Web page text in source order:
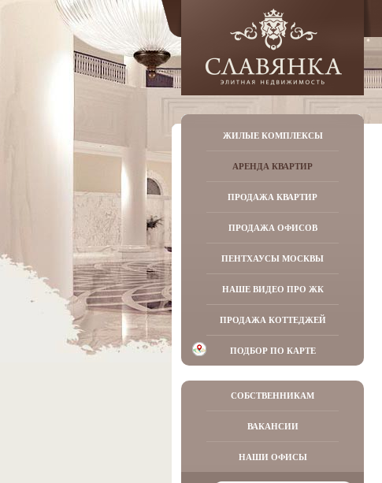
ЖИЛЫЕ КОМПЛЕКСЫ
АРЕНДА КВАРТИР
ПРОДАЖА КВАРТИР
ПРОДАЖА ОФИСОВ
ПЕНТХАУСЫ МОСКВЫ
НАШЕ ВИДЕО ПРО ЖК
ПРОДАЖА КОТТЕДЖЕЙ
ПОДБОР ПО КАРТЕ
СОБСТВЕННИКАМ
ВАКАНСИИ
НАШИ ОФИСЫ